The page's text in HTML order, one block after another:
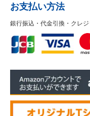
お支払い方法
銀行振込・代金引換・クレ